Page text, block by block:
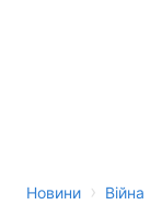
Новини › Війна